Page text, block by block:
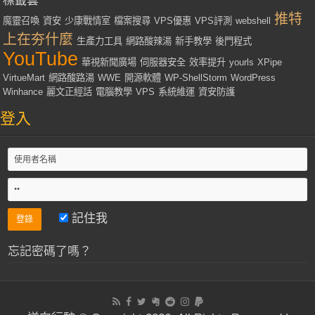
魔靈召喚 資安 少康戰情室 檔案搜尋 VPS優惠 VPS評測 webshell
推特
上在夯什麼 生產力工具 網路酸辣湯 新手教學 後門程式
YouTube 華視新聞廣場 伺服器安全 效率提升 yourls XPipe
VirtueMart 網路酸路湯 WWE 開源軟體 WP-ShellStorm WordPress
Winhance 麗文正經話 電腦教學 VPS 系統維運 資安防護
登入
記住我
忘記密碼了嗎？